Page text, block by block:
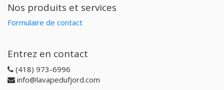
Nos produits et services
Formulaire de contact
Entrez en contact
(418) 973-6996
info@lavapedufjord.com